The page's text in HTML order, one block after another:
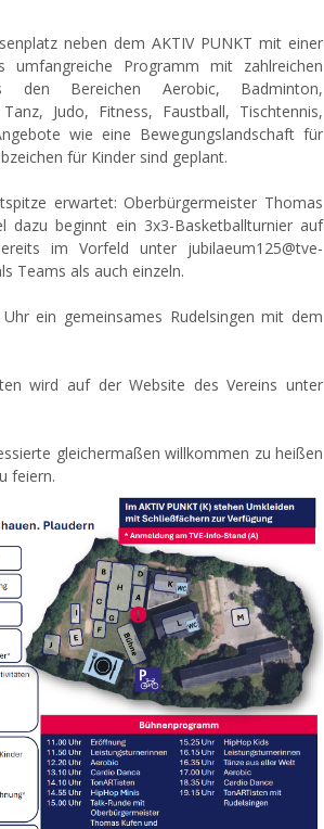
neben dem AKTIV PUNKT mit einer
umfangreiche Programm mit zahlreichen
den Bereichen Aerobic, Badminton,
Judo, Fitness, Faustball, Tischtennis,
wie eine Bewegungslandschaft für
für Kinder sind geplant.
erwartet: Oberbürgermeister Thomas
dazu beginnt ein 3x3-Basketballturnier auf
im Vorfeld unter jubilaeum125@tve-
Teams als auch einzeln.
ein gemeinsames Rudelsingen mit dem
wird auf der Website des Vereins unter
gleichermaßen willkommen zu heißen
feiern.